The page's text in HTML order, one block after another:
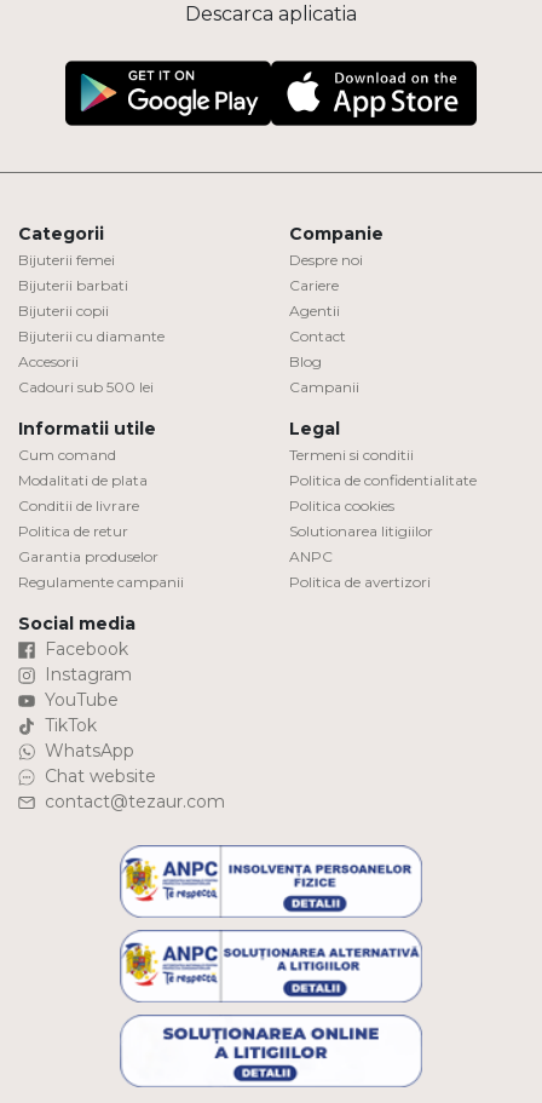
Descarca aplicatia
Categorii
Bijuterii femei
Bijuterii barbati
Bijuterii copii
Bijuterii cu diamante
Accesorii
Cadouri sub 500 lei
Companie
Despre noi
Cariere
Agentii
Contact
Blog
Campanii
Informatii utile
Cum comand
Modalitati de plata
Conditii de livrare
Politica de retur
Garantia produselor
Regulamente campanii
Legal
Termeni si conditii
Politica de confidentialitate
Politica cookies
Solutionarea litigiilor
ANPC
Politica de avertizori
Social media
Facebook
Instagram
YouTube
TikTok
WhatsApp
Chat website
contact@tezaur.com